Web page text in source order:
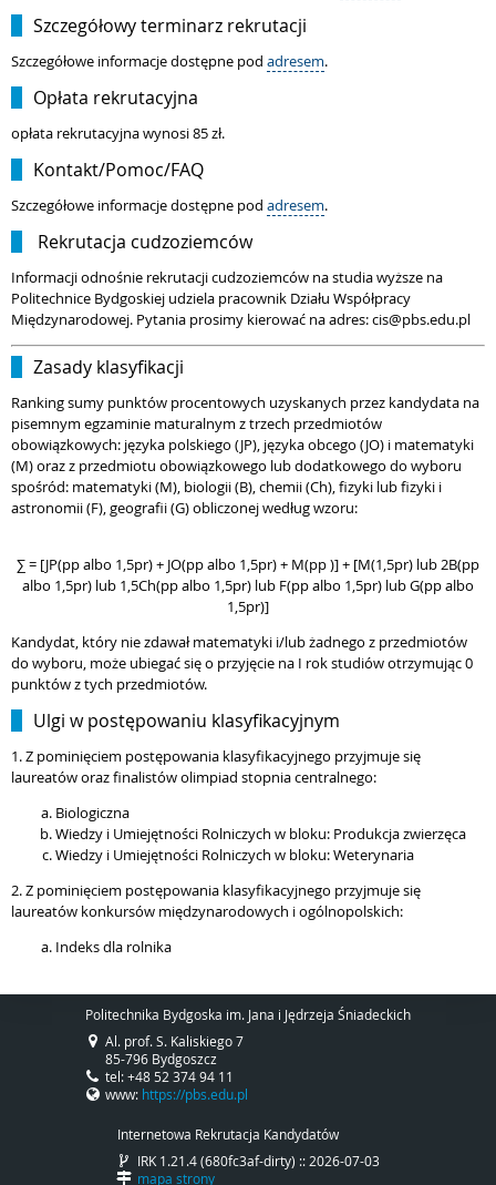
Szczegółowy terminarz rekrutacji
Szczegółowe informacje dostępne pod adresem.
Opłata rekrutacyjna
opłata rekrutacyjna wynosi 85 zł.
Kontakt/Pomoc/FAQ
Szczegółowe informacje dostępne pod adresem.
Rekrutacja cudzoziemców
Informacji odnośnie rekrutacji cudzoziemców na studia wyższe na
Politechnice Bydgoskiej udziela pracownik Działu Współpracy
Międzynarodowej. Pytania prosimy kierować na adres: cis@pbs.edu.pl
Zasady klasyfikacji
Ranking sumy punktów procentowych uzyskanych przez kandydata na
pisemnym egzaminie maturalnym z trzech przedmiotów
obowiązkowych: języka polskiego (JP), języka obcego (JO) i matematyki
(M) oraz z przedmiotu obowiązkowego lub dodatkowego do wyboru
spośród: matematyki (M), biologii (B), chemii (Ch), fizyki lub fizyki i
astronomii (F), geografii (G) obliczonej według wzoru:
∑ = [JP(pp albo 1,5pr) + JO(pp albo 1,5pr) + M(pp )] + [M(1,5pr) lub 2B(pp
albo 1,5pr) lub 1,5Ch(pp albo 1,5pr) lub F(pp albo 1,5pr) lub G(pp albo
1,5pr)]
Kandydat, który nie zdawał matematyki i/lub żadnego z przedmiotów
do wyboru, może ubiegać się o przyjęcie na I rok studiów otrzymując 0
punktów z tych przedmiotów.
Ulgi w postępowaniu klasyfikacyjnym
1. Z pominięciem postępowania klasyfikacyjnego przyjmuje się
laureatów oraz finalistów olimpiad stopnia centralnego:
Biologiczna
Wiedzy i Umiejętności Rolniczych w bloku: Produkcja zwierzęca
Wiedzy i Umiejętności Rolniczych w bloku: Weterynaria
2. Z pominięciem postępowania klasyfikacyjnego przyjmuje się
laureatów konkursów międzynarodowych i ogólnopolskich:
Indeks dla rolnika
Politechnika Bydgoska im. Jana i Jędrzeja Śniadeckich
Al. prof. S. Kaliskiego 7
85-796 Bydgoszcz
tel: +48 52 374 94 11
www: https://pbs.edu.pl
Internetowa Rekrutacja Kandydatów
IRK 1.21.4 (680fc3af-dirty) :: 2026-07-03
mapa strony